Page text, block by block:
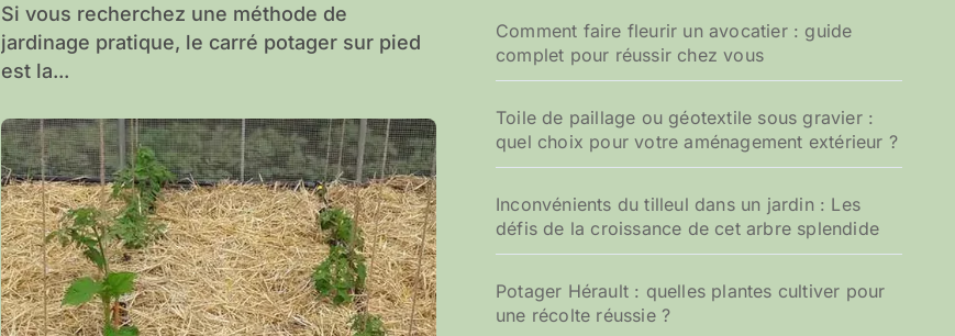
Si vous recherchez une méthode de
jardinage pratique, le carré potager sur pied
est la...
Comment faire fleurir un avocatier : guide
complet pour réussir chez vous
Toile de paillage ou géotextile sous gravier :
quel choix pour votre aménagement extérieur ?
Inconvénients du tilleul dans un jardin : Les
défis de la croissance de cet arbre splendide
Potager Hérault : quelles plantes cultiver pour
une récolte réussie ?